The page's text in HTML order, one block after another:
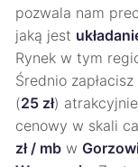
pozwala nam
jaką jest
Rynek w tym
Średnio zapłacisz
(25 zł)
cenowy w skali
zł / mb w